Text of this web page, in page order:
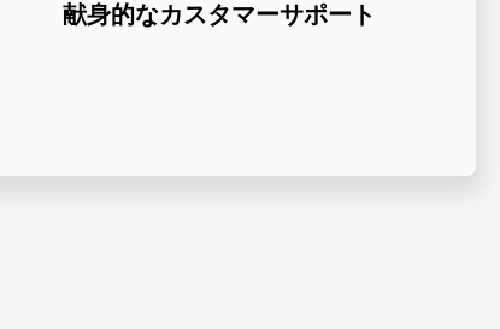
献身的なカスタマーサポート
います。優れたプロジェクトの成果を保証す